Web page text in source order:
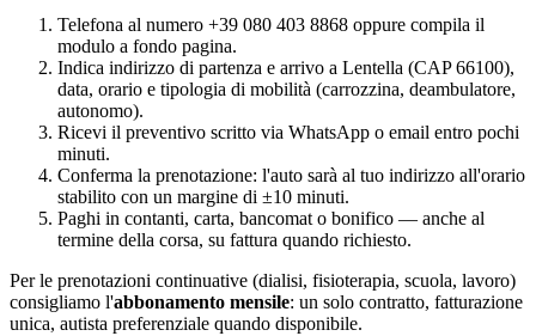
Telefona al numero +39 080 403 8868 oppure compila il
modulo a fondo pagina.
Indica indirizzo di partenza e arrivo a Lentella (CAP66100),
data, orario e tipologia di mobilità (carrozzina, deambulatore,
autonomo).
Ricevi il preventivo scritto via WhatsApp o email entro pochi
minuti.
Conferma la prenotazione: l'auto sarà al tuo indirizzo all'orario
stabilito con un margine di ±10 minuti.
Paghi in contanti, carta, bancomat o bonifico — anche al
termine della corsa, su fattura quando richiesto.
Per le prenotazioni continuative (dialisi, fisioterapia, scuola, lavoro)
consigliamo l'abbonamento mensile: un solo contratto, fatturazione
unica, autista preferenziale quando disponibile.